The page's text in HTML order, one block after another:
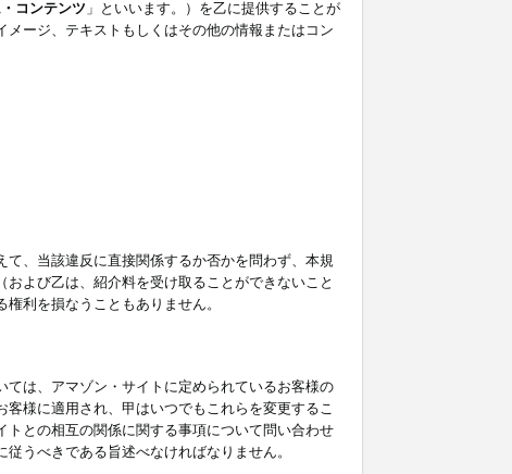
コンテンツ 」といいます。）を乙に提供することが
ージ、テキストもしくはその他の情報またはコン
、当該違反に直接関係するか否かを問わず、本規
よび乙は、紹介料を受け取ることができないこと
利を損なうこともありません。
は、アマゾン・サイトに定められているお客様の
様に適用され、甲はいつでもこれらを変更するこ
との相互の関係に関する事項について問い合わせ
うべきである旨述べなければなりません。